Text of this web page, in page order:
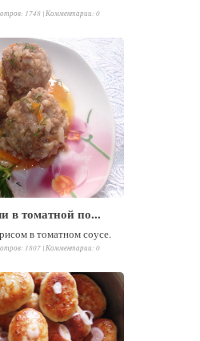
: 1748 | Комментарии: 0
в томатной по...
в томатном соусе.
: 1807 | Комментарии: 0